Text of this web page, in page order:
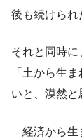
後も続けられ
それと同時
「土から生
いと、漠然と
経済から生